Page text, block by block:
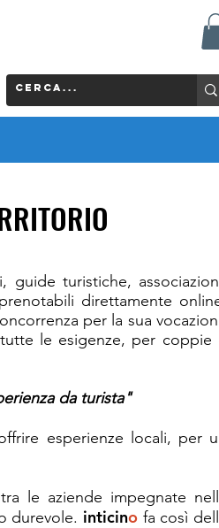
turistiche,
direttamente
per la sua
le esigenze, per coppie
da turista"
esperienze locali, per
le aziende impegnate
durevole. inticinofa così